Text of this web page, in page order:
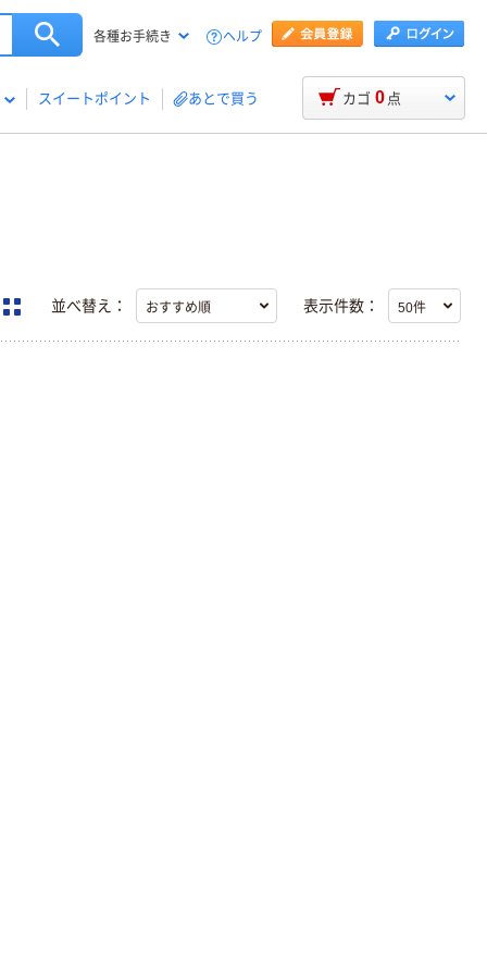
各種お手続き ヘルプ
スイートポイント あとで買う カゴ 0 点
並べ替え： 表示件数：